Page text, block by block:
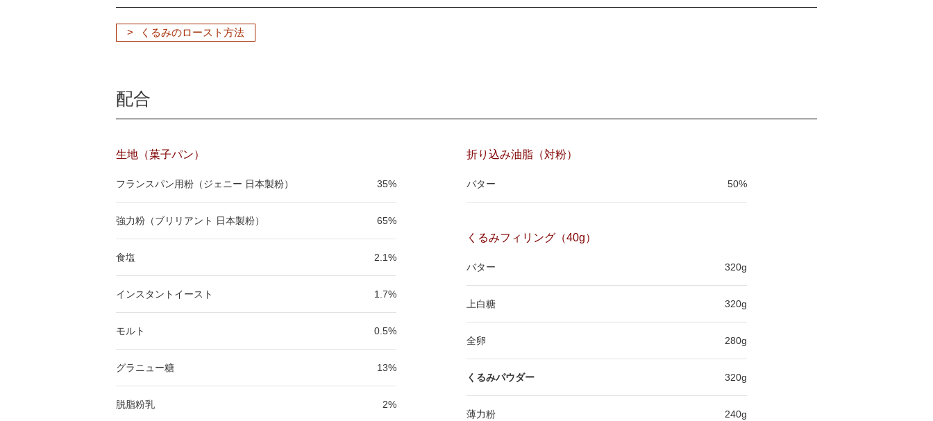
くるみのロースト方法
配合
生地（菓子パン）
フランスパン用粉（ジェニー 日本製粉） 35%
強力粉（ブリリアント 日本製粉） 65%
食塩 2.1%
インスタントイースト 1.7%
モルト 0.5%
グラニュー糖 13%
脱脂粉乳 2%
折り込み油脂（対粉）
バター 50%
くるみフィリング（40g）
バター 320g
上白糖 320g
全卵 280g
くるみパウダー 320g
薄力粉 240g